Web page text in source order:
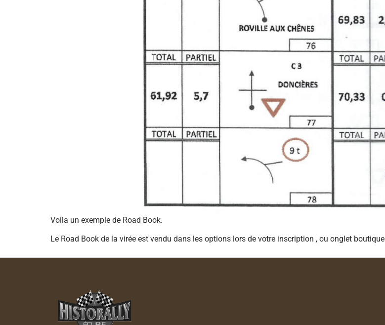
Voila un exemple de Road Book.
Le Road Book de la virée est vendu dans les options lors de votre inscription , ou onglet boutique